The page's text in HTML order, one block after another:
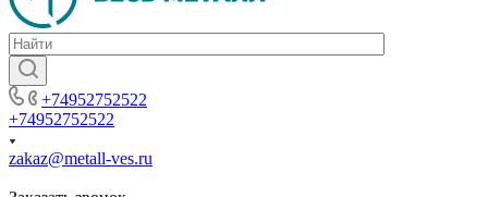
+74952752522
+74952752522
zakaz@metall-ves.ru